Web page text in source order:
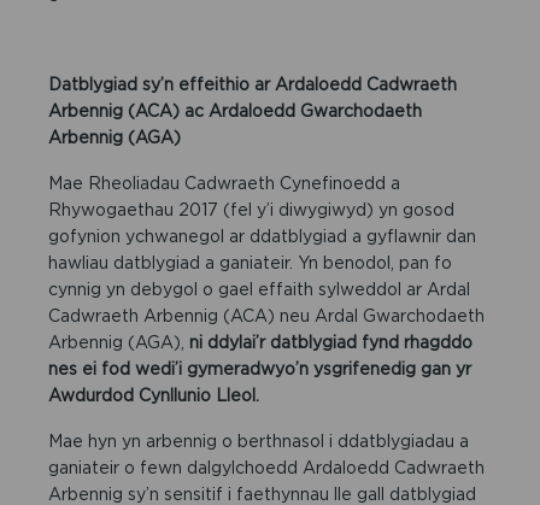
Datblygiad sy’n effeithio ar Ardaloedd Cadwraeth
Arbennig (ACA) ac Ardaloedd Gwarchodaeth
Arbennig (AGA)
Mae Rheoliadau Cadwraeth Cynefinoedd a
Rhywogaethau 2017 (fel y’i diwygiwyd) yn gosod
gofynion ychwanegol ar ddatblygiad a gyflawnir dan
hawliau datblygiad a ganiateir. Yn benodol, pan fo
cynnig yn debygol o gael effaith sylweddol ar Ardal
Cadwraeth Arbennig (ACA) neu Ardal Gwarchodaeth
Arbennig (AGA), ni ddylai’r datblygiad fynd rhagddo
nes ei fod wedi’i gymeradwyo’n ysgrifenedig gan yr
Awdurdod Cynllunio Lleol.
Mae hyn yn arbennig o berthnasol i ddatblygiadau a
ganiateir o fewn dalgylchoedd Ardaloedd Cadwraeth
Arbennig sy’n sensitif i faethynnau lle gall datblygiad